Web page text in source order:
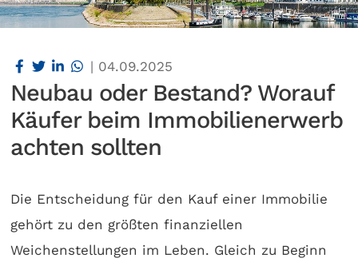
| 04.09.2025
Neubau oder Bestand? Worauf
Käufer beim Immobilienerwerb
achten sollten
Die Entscheidung für den Kauf einer Immobilie
gehört zu den größten finanziellen
Weichenstellungen im Leben. Gleich zu Beginn